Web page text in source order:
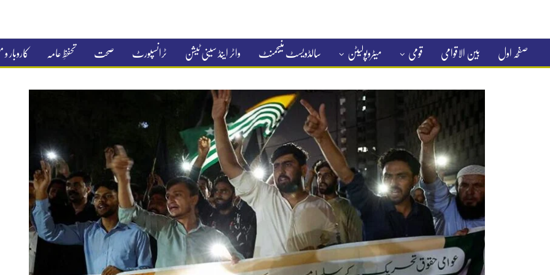
صفحہ اول بین الاقوامی قومی میٹروپولیٹن سالڈویسٹ منیجمنٹ واٹر اینڈ سینی ٹیشن ٹرانسپورٹ صحت تحفظِ عامہ کاروبار